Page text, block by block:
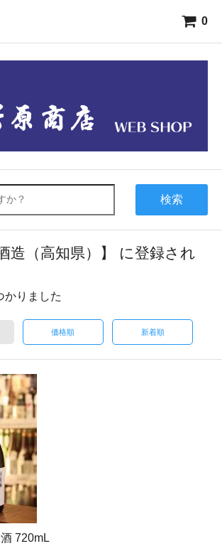
0
検索
造（高知県）】 に登録され
かりました
価格順 新着順
720mL